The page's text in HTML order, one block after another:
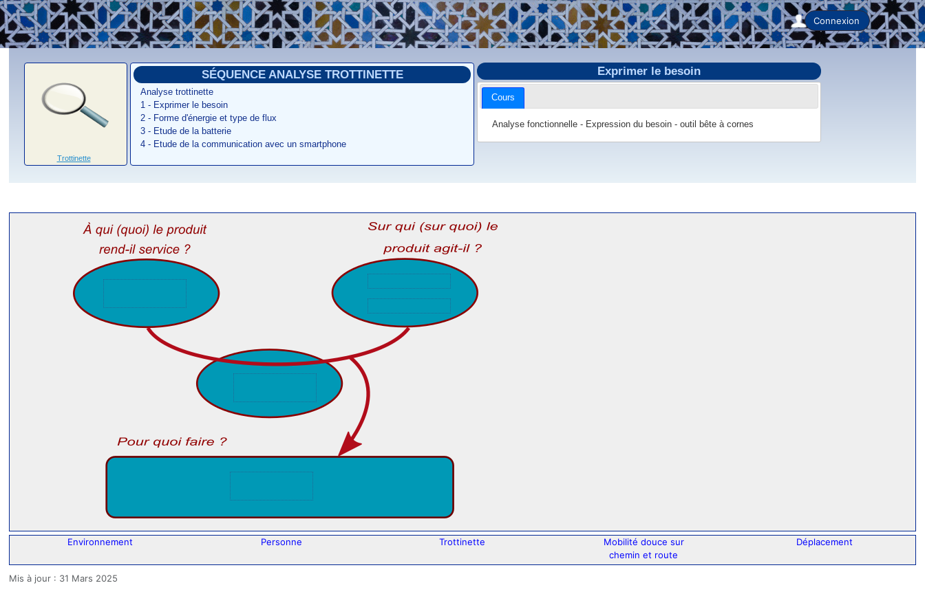
Home
Connexion
Trottinette
SÉQUENCE ANALYSE TROTTINETTE
Analyse trottinette
1 - Exprimer le besoin
2 - Forme d'énergie et type de flux
3 - Etude de la batterie
4 - Etude de la communication avec un smartphone
Exprimer le besoin
Cours
Analyse fonctionnelle - Expression du besoin - outil bête à cornes
Environnement Personne Trottinette
Mobilité douce sur
chemin et route
Déplacement
Détails
Mis à jour : 31 Mars 2025